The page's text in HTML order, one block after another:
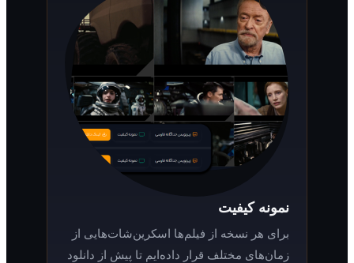
نمونه کیفیت
برای هر نسخه از فیلم‌ها اسکرین‌شات‌هایی از
زمان‌های مختلف قرار داده‌ایم تا پیش از دانلود